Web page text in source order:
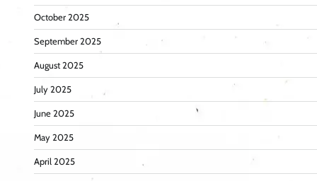
October 2025
September 2025
August 2025
July 2025
June 2025
May 2025
April 2025